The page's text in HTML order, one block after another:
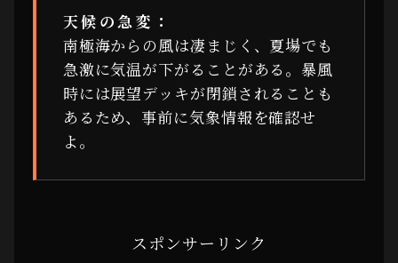
天候の急変：
南極海からの風は凄まじく、夏場でも
急激に気温が下がることがある。暴風
時には展望デッキが閉鎖されることも
あるため、事前に気象情報を確認せ
よ。
スポンサーリンク